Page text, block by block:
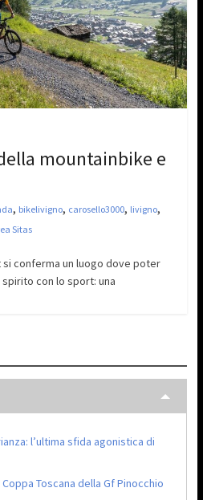
mountainbike e
, bikelivigno, carosello3000, livigno,
Sitas
conferma un luogo dove poter
con lo sport: una
l’ultima sfida agonistica di
Toscana della Gf Pinocchio